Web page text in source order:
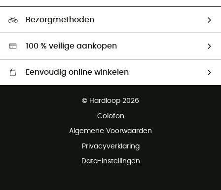
Ambassadeurs
Hardgreen
Bezorgmethoden
100 % veilige aankopen
Eenvoudig online winkelen
Gratis retourneren binnen 100 dagen
© Hardloop 2026
Colofon
Algemene Voorwaarden
Privacyverklaring
Data-instellingen